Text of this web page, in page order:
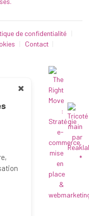
de confidentialité
Contact
*